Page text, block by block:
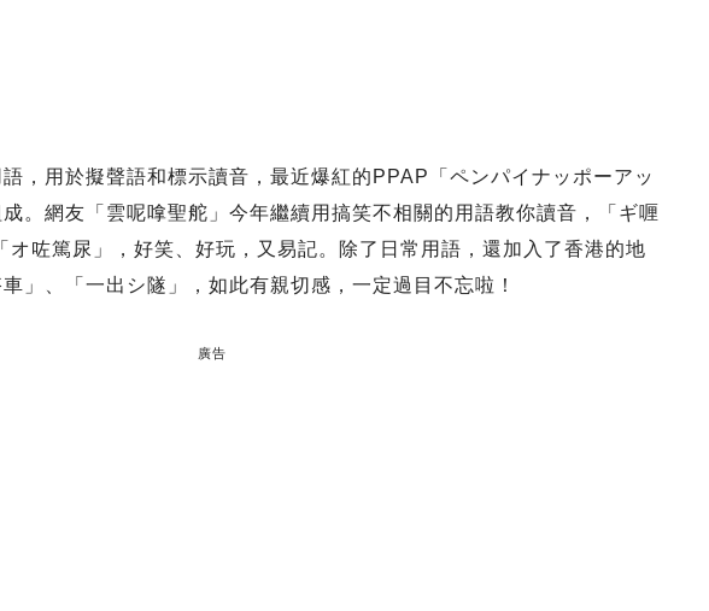
，用於擬聲語和標示讀音，最近爆紅的PPAP「ペンパイナッポーアッ
。網友「雲呢嗱聖舵」今年繼續用搞笑不相關的用語教你讀音，「ギ喱
オ咗篤尿」，好笑、好玩，又易記。除了日常用語，還加入了香港的地
」、「一出シ隧」，如此有親切感，一定過目不忘啦！
廣告